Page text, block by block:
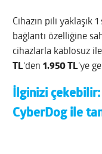
Cihazın pili yaklaşık
bağlantı özelliğine
cihazlarla kablosuz
TL‘den1.950 TL‘ye
İlginizi
CyberDog ile